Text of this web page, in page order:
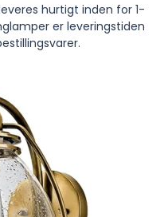
hurtigt inden for 1-
er leveringstiden